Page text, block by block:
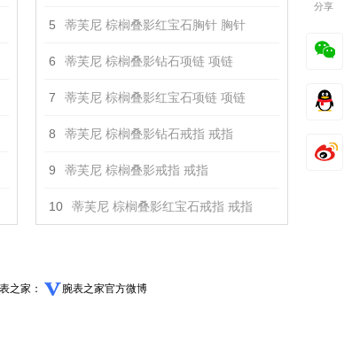
5 蒂芙尼 棕榈叠影红宝石胸针 胸针
6 蒂芙尼 棕榈叠影钻石项链 项链
7 蒂芙尼 棕榈叠影红宝石项链 项链
8 蒂芙尼 棕榈叠影钻石戒指 戒指
9 蒂芙尼 棕榈叠影戒指 戒指
10 蒂芙尼 棕榈叠影红宝石戒指 戒指
之家： 腕表之家官方微博
分享